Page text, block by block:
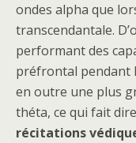
ondes alpha que
transcendantale.
performant des
préfrontal pendant
en outre une plus
théta, ce qui fait
récitations